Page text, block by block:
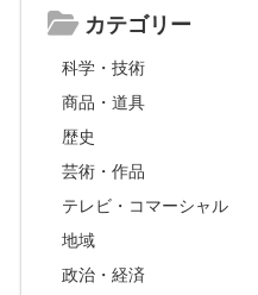
カテゴリー
科学・技術
商品・道具
歴史
芸術・作品
テレビ・コマーシャル
地域
政治・経済